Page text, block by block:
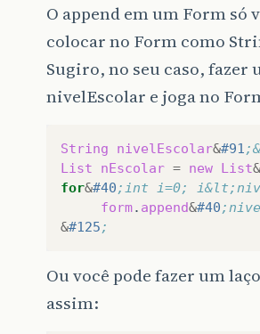
O append em um Form só
colocar no Form como
Sugiro, no seu caso, fazer
nivelEscolar e joga no
String nivelEscolar&#91
List
nEscolar = new List&
for&#40;int i=0;
form. append&#40
&#125;
Ou você pode fazer um
assim: